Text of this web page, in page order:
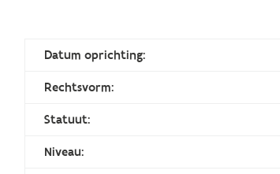
Datum oprichting:
Rechtsvorm:
Statuut:
Niveau: